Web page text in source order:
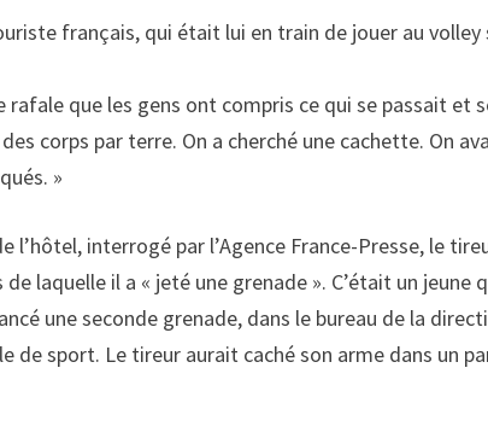
français, qui était lui en train de jouer au
rafale que les gens ont compris ce qui se passait
corps par terre. On a cherché une cachette. On
»
l’hôtel, interrogé par l’Agence France-Presse, le
de laquelle il a « jeté une grenade ». C’était un
une seconde grenade, dans le bureau de la
de sport. Le tireur aurait caché son arme dans un